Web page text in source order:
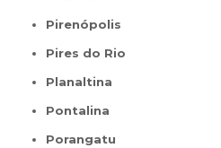
Pirenópolis
Pires do Rio
Planaltina
Pontalina
Porangatu